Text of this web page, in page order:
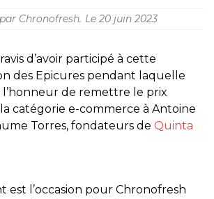
Chronofresh. Le 20 juin 2023
d’avoir participé à cette
des Epicures pendant laquelle
l’honneur de remettre le prix
catégorie e-commerce à Antoine
Torres, fondateurs de Quinta
est l’occasion pour Chronofresh